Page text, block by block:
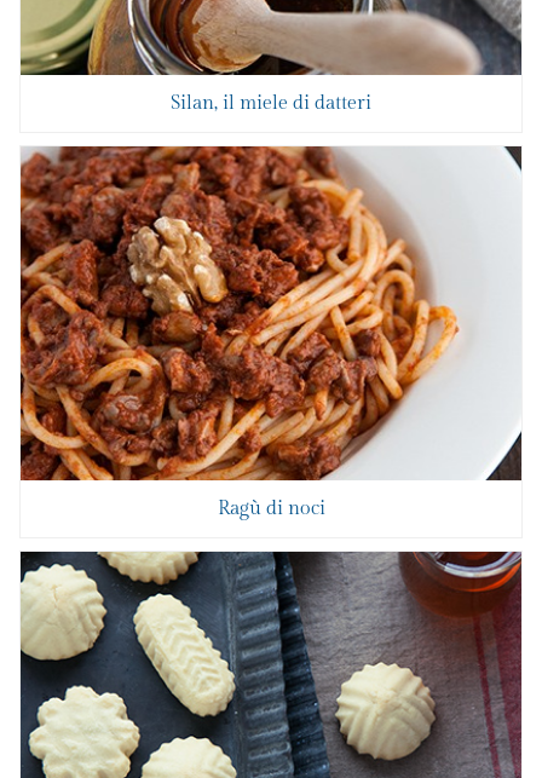
Silan, il miele di datteri
Ragù di noci